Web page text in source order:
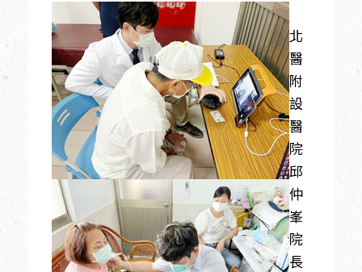
北
醫
附
設
醫
院
邱
仲
峯
院
長